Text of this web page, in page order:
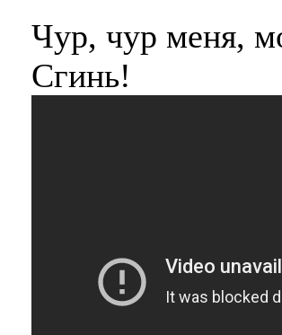
Чур, чур меня,
Сгинь!